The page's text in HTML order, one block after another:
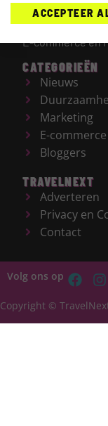
reismarkt.
onder meer
E-commerce en
CATEGORIEËN
Nieuws
Marketing
E-commerce
Bloggers
TRAVELNEXT
Adverteren
Privacy en
Contact
Volg ons op
Copyright ©
ACCEPTEER